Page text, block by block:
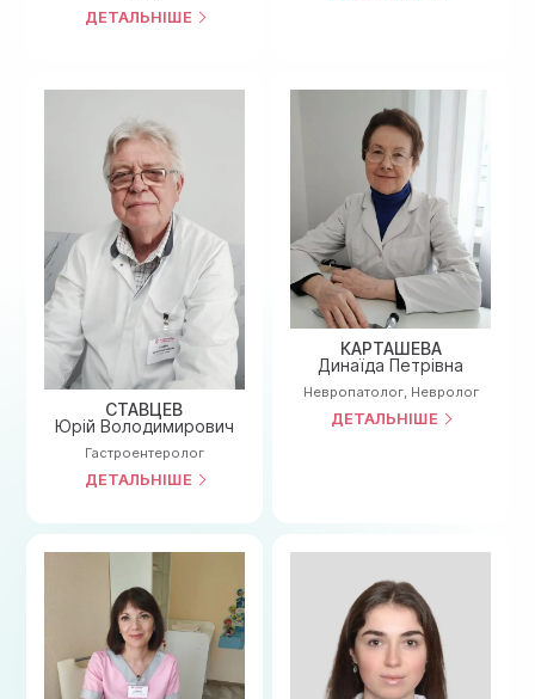
ДЕТАЛЬНІШЕ
СТАВЦЕВ
Юрій Володимирович
Гастроентеролог
ДЕТАЛЬНІШЕ
КАРТАШЕВА
Динаїда Петрівна
Невропатолог, Невролог
ДЕТАЛЬНІШЕ